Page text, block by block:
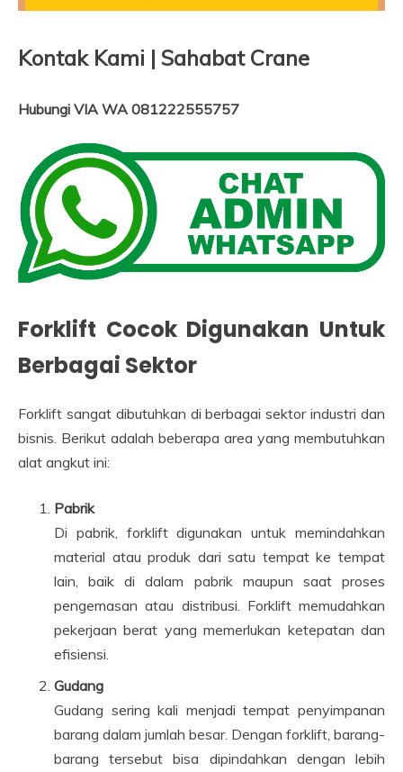
Kontak Kami | Sahabat Crane
Hubungi VIA WA 081222555757
Forklift Cocok Digunakan Untuk
Berbagai Sektor
Forklift sangat dibutuhkan di berbagai sektor industri dan
bisnis. Berikut adalah beberapa area yang membutuhkan
alat angkut ini:
Pabrik
Di pabrik, forklift digunakan untuk memindahkan
material atau produk dari satu tempat ke tempat
lain, baik di dalam pabrik maupun saat proses
pengemasan atau distribusi. Forklift memudahkan
pekerjaan berat yang memerlukan ketepatan dan
efisiensi.
Gudang
Gudang sering kali menjadi tempat penyimpanan
barang dalam jumlah besar. Dengan forklift, barang-
barang tersebut bisa dipindahkan dengan lebih